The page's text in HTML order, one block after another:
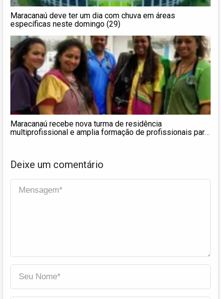
Maracanaú deve ter um dia com chuva em áreas
específicas neste domingo (29)
Maracanaú recebe nova turma de residência
multiprofissional e amplia formação de profissionais para
Deixe um comentário